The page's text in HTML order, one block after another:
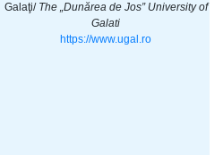
Galaţi/ The „Dunărea de Jos” University of
Galati
https://www.ugal.ro